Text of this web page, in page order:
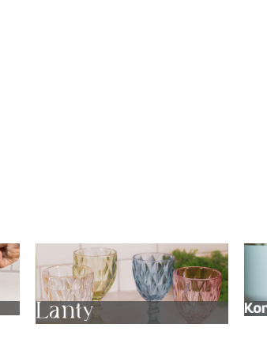
Utilidades de Vidro